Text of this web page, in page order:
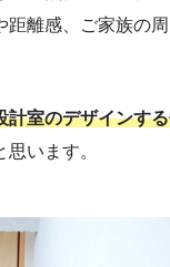
離感、ご家族の
計室のデザインす
います。